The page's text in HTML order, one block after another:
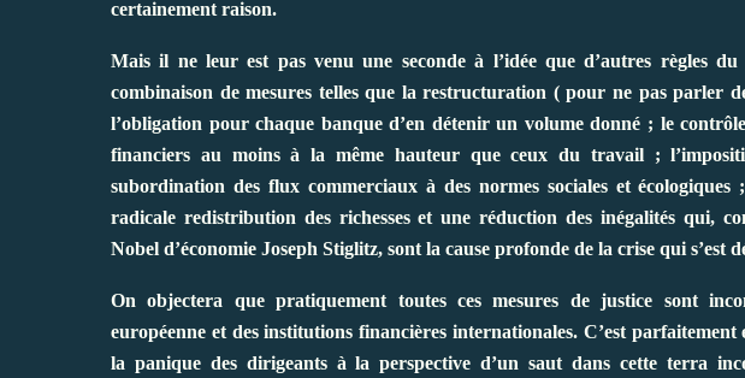
certainement raison.
Mais il ne leur est pas venu une seconde à l’idée que d’autres règles
combinaison de mesures telles que la restructuration ( pour ne pas parler
l’obligation pour chaque banque d’en détenir un volume donné ; le
financiers au moins à la même hauteur que ceux du travail ;
subordination des flux commerciaux à des normes sociales et
radicale redistribution des richesses et une réduction des inégalités qui,
Nobel d’économie Joseph Stiglitz, sont la cause profonde de la crise qui s’est
On objectera que pratiquement toutes ces mesures de justice sont
européenne et des institutions financières internationales. C’est
la panique des dirigeants à la perspective d’un saut dans cette terra